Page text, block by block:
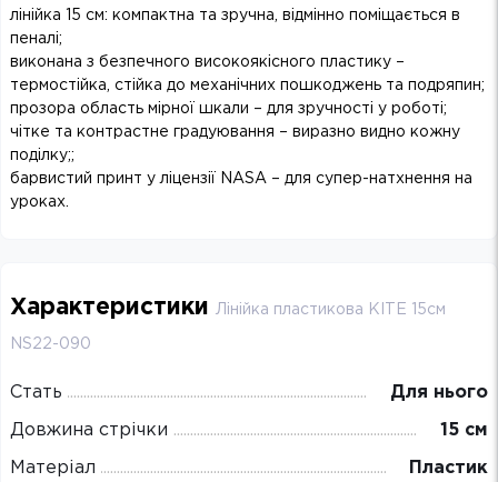
лінійка 15 см: компактна та зручна, відмінно поміщається в
пеналі;
виконана з безпечного високоякісного пластику –
термостійка, стійка до механічних пошкоджень та подряпин;
прозора область мірної шкали – для зручності у роботі;
чітке та контрастне градуювання – виразно видно кожну
поділку;;
барвистий принт у ліцензії NASA – для супер-натхнення на
уроках.
Характеристики Лінійка пластикова KITE 15см
NS22-090
Стать Для нього
Довжина стрічки 15 см
Матеріал Пластик